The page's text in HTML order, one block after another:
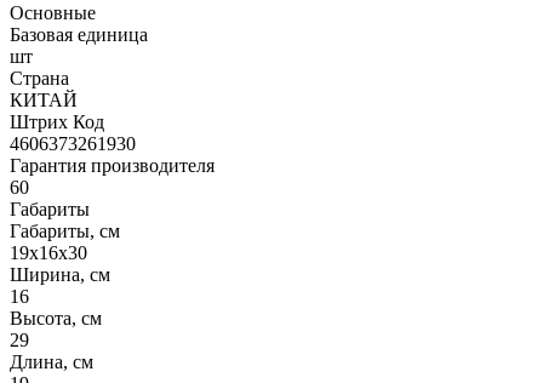
Основные
Базовая единица
шт
Страна
КИТАЙ
Штрих Код
4606373261930
Гарантия производителя
60
Габариты
Габариты, см
19x16x30
Ширина, см
16
Высота, см
29
Длина, см